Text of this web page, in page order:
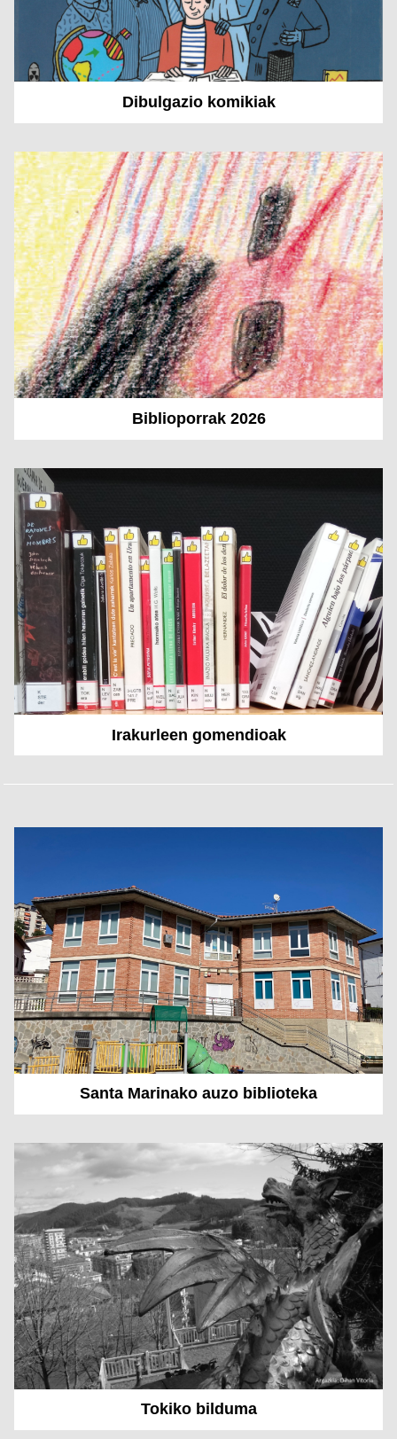
Dibulgazio komikiak
Biblioporrak 2026
Irakurleen gomendioak
Santa Marinako auzo biblioteka
Tokiko bilduma